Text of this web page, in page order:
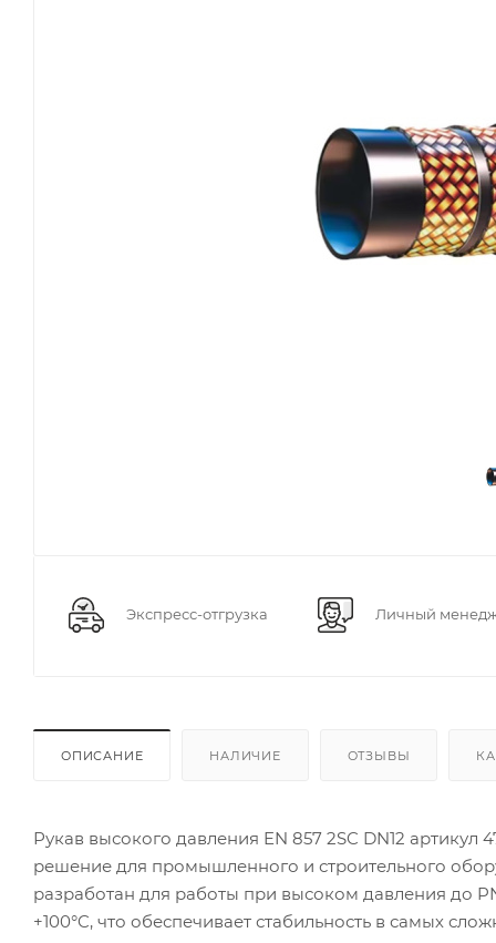
Экспресс-отгрузка Личный
ОПИСАНИЕ НАЛИЧИЕ ОТЗЫВЫ
Рукав высокого давления EN 857 2SC DN12
решение для промышленного и строительного
разработан для работы при высоком давления до
+100°C, что обеспечивает стабильность в самых